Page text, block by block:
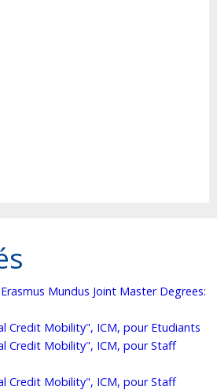
Mundus Joint Master Degrees:
Credit Mobility", ICM, pour Etudiants
Credit Mobility", ICM, pour Staff
Credit Mobility", ICM, pour Staff